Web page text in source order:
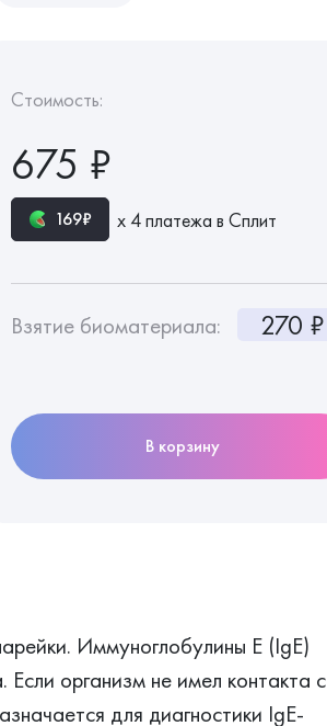
Стоимость:
675 ₽
169₽ х 4 платежа в Сплит
Взятие биоматериала: 270 ₽
В корзину
Иммуноглобулины Е (IgE)
организм не имел контакта с
для диагностики IgE-